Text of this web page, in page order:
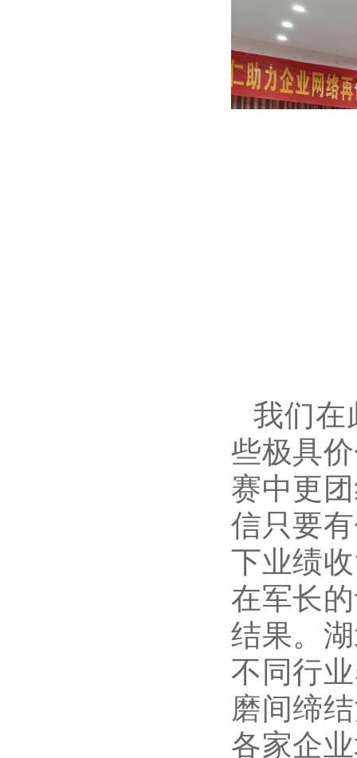
我们
些极具
赛中更
信只要
下业绩
在军长
结果。
不同行
磨间缔
各家企